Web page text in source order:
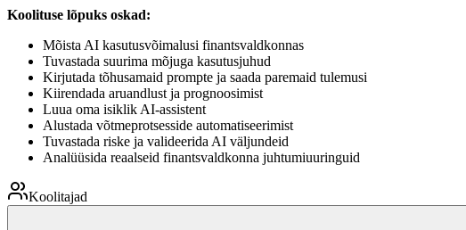
Koolituse lõpuks oskad:
Mõista AI kasutusvõimalusi finantsvaldkonnas
Tuvastada suurima mõjuga kasutusjuhud
Kirjutada tõhusamaid prompte ja saada paremaid tulemusi
Kiirendada aruandlust ja prognoosimist
Luua oma isiklik AI-assistent
Alustada võtmeprotsesside automatiseerimist
Tuvastada riske ja valideerida AI väljundeid
Analüüsida reaalseid finantsvaldkonna juhtumiuuringuid
Koolitajad